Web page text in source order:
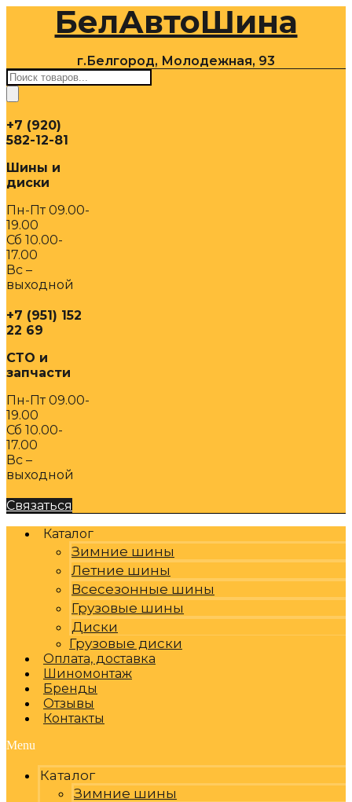
содержимомуБелАвтоШина
г.Белгород, Молодежная, 93
Поиск
товаров
+7 (920)
582-12-81
Шины и
диски
Пн-Пт 09.00-
19.00
Сб 10.00-
17.00
Вс –
выходной
+7 (951) 152
22 69
СТО и
запчасти
Пн-Пт 09.00-
19.00
Сб 10.00-
17.00
Вс –
выходной
Связаться
Каталог
Зимние шины
Летние шины
Всесезонные шины
Грузовые шины
Диски
Грузовые диски
Оплата, доставка
Шиномонтаж
Бренды
Отзывы
Контакты
Menu
Каталог
Зимние шины